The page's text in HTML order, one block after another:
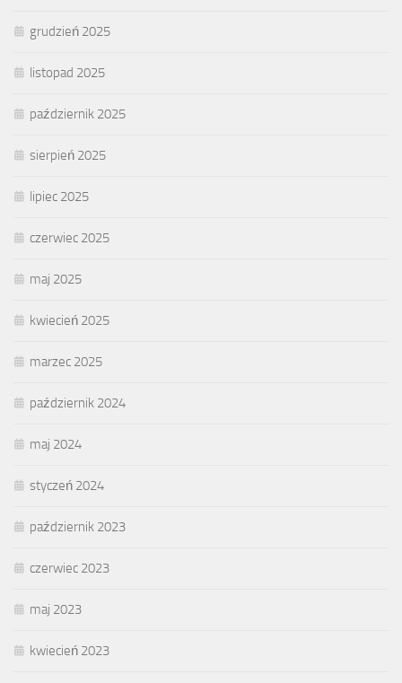
grudzień 2025
listopad 2025
październik 2025
sierpień 2025
lipiec 2025
czerwiec 2025
maj 2025
kwiecień 2025
marzec 2025
październik 2024
maj 2024
styczeń 2024
październik 2023
czerwiec 2023
maj 2023
kwiecień 2023